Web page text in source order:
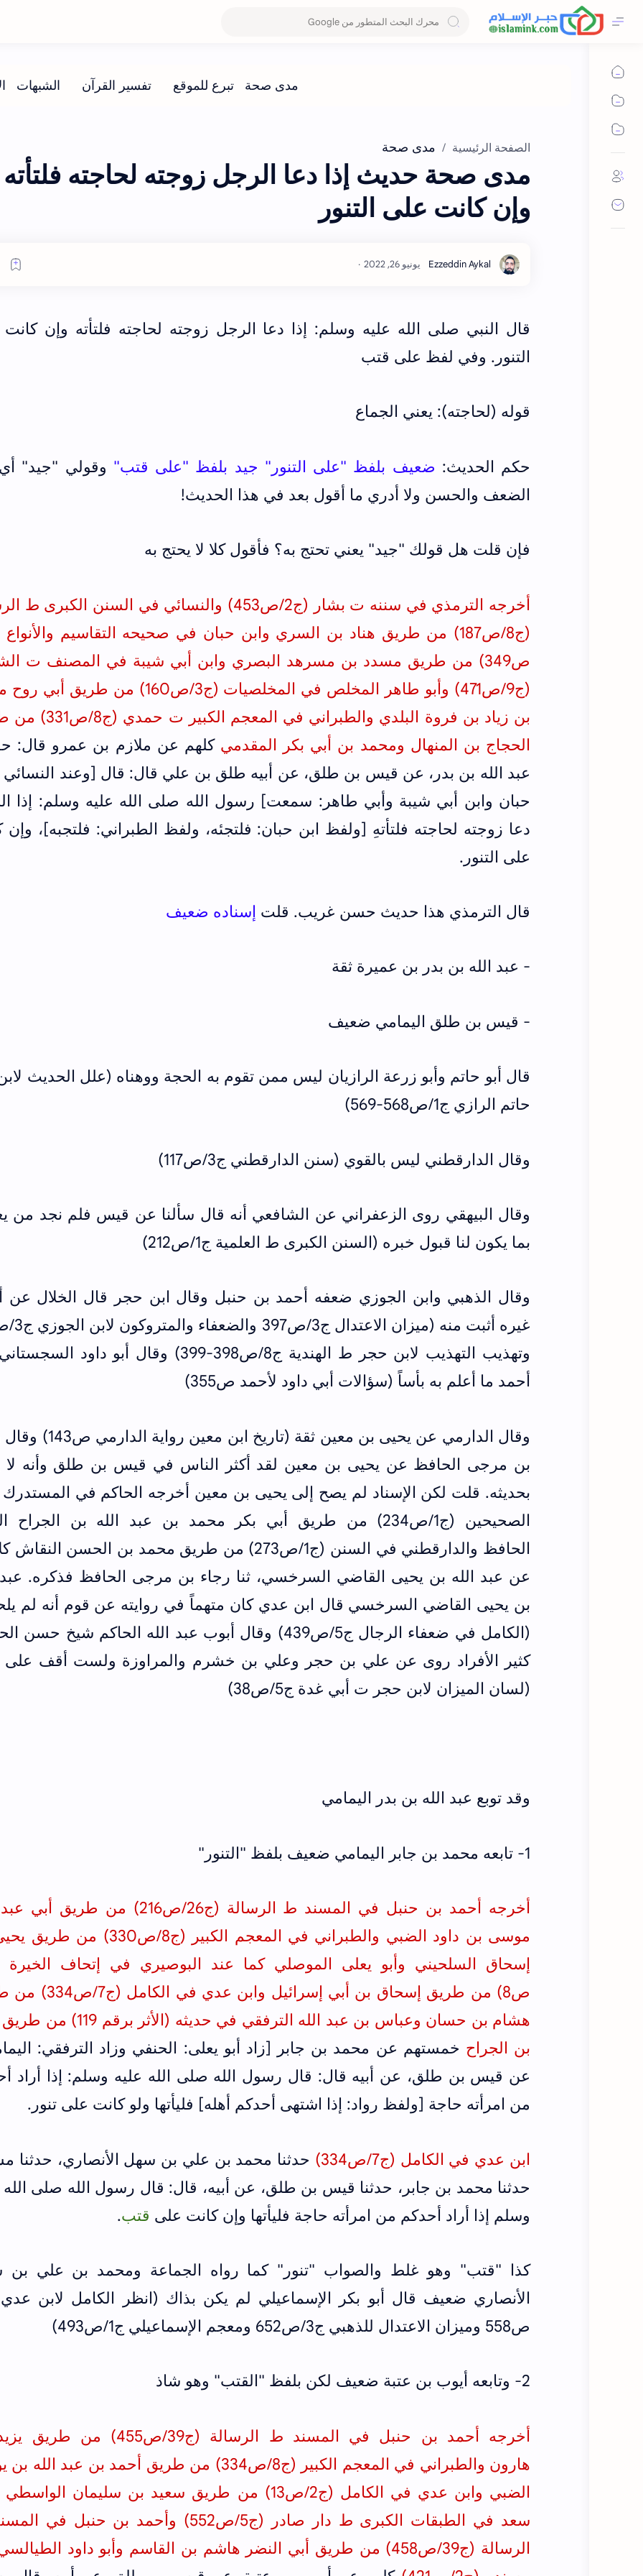
الصفحة الرئيسية مدى صحة
مدى صحة حديث إذا دعا الرجل زوجته لحاجته فلتأته
وإن كانت على التنور
قال النبي صلى الله عليه وسلم: إذا دعا الرجل زوجته لحاجته فلتأته وإن
التنور. وفي لفظ على قتب
قوله (لحاجته): يعني الجماع
حكم الحديث: ضعيف بلفظ "على التنور" جيد بلفظ "على قتب" وقولي "جيد"
الضعف والحسن ولا أدري ما أقول بعد في هذا الحديث!
فإن قلت هل قولك "جيد" يعني تحتج به؟ فأقول كلا لا يحتج به
أخرجه الترمذي في سننه ت بشار (ج2/ص453) و
النسائي في السنن الكبرى ط
(ج8/ص187) من طريق ‌هناد بن السري و
ص349)
من طريق مسدد بن مسرهد البصري وابن أبي شيبة في المصنف ت
(ج9/ص471) و
أبو طاهر المخلص في المخلصيات (ج3/ص160)
من طريق أبي روح
بن زياد بن فروة البلدي والطبراني في المعجم الكبير ت حمدي (ج8/ص331)
من
الحجاج بن المنهال ومحمد بن أبي بكر المقدمي ‌كلهم عن ملازم بن عمرو قال:
‌عبد الله بن بدر، عن ‌قيس بن طلق، عن أبيه ‌طلق بن علي قال: قال [وعند النسائي
حبان وابن أبي شيبة وأبي طاهر: سمعت] رسول الله صلى الله عليه وسلم: إذا
دعا زوجته لحاجته فلتأتهِ [ولفظ ابن حبان: فلتجئه، ولفظ الطبراني: فلتجبه]، وإن
على التنور.
قال الترمذي هذا حديث حسن غريب. قلت إسناده ضعيف
- عبد الله بن بدر بن عميرة ثقة
- قيس بن طلق اليمامي ضعيف
قال أبو حاتم وأبو زرعة الرازيان ليس ممن تقوم به الحجة ووهناه (علل الحديث
حاتم الرازي ج1/ص568-569)
وقال الدارقطني ليس بالقوي (سنن الدارقطني ج3/ص117)
وقال البيهقي روى الزعفراني عن الشافعي أنه قال سألنا عن قيس فلم نجد من
بما يكون لنا قبول خبره (السنن الكبرى ط العلمية ج1/ص212)
وقال الذهبي وابن الجوزي ضعفه أحمد بن حنبل وقال ابن حجر قال الخلال عن
وتهذيب التهذيب لابن حجر ط الهندية ج8/ص398-399) وقال أبو داود
أحمد ما أعلم به بأساً (سؤالات أبي داود لأحمد ص355)
وقال الدارمي عن يحيى بن معين ثقة (تاريخ ابن
بن مرجى الحافظ عن يحيى بن معين لقد أكثر الناس في قيس بن طلق وأنه لا
بحديثه. قلت لكن الإسناد لم يصح إلى يحيى بن معين أخرجه الحاكم في
الصحيحين (ج1/ص234) من طريق
أبي بكر محمد بن عبد الله بن الجراح
الحافظ والدارقطني في السنن (ج1/ص 273) من طريق محمد بن الحسن النقاش
عن عبد الله بن يحيى القاضي السرخسي، ثنا رجاء بن مرجى الحافظ فذكره. عبد
بن يحيى القاضي السرخسي قال ابن عدي كان متهماً في روايته عن قوم أنه لم
(الكامل في ضعفاء الرجال ج5/ص439) وقال أبوب عبد الله الحاكم شيخ
كثير الأفراد روى عن علي بن حجر وعلي بن خشرم والمراوزة ولست أقف على
(لسان الميزان لابن حجر ت أبي غدة ج5/ص38)
وقد توبع عبد الله بن بدر اليمامي
1- تابعه محمد بن جابر اليمامي ضعيف بلفظ "التنور"
أخرجه أحمد بن حنبل في المسند ط الرسالة (ج26/ص216)
من طريق أبي عبد
موسى بن داود الضبي والطبراني في المعجم الكبير (ج8/ص330)
من طريق
ص8) من طريق إسحاق بن أبي إسرائيل و
ابن عدي في الكامل (ج7/ص334)
من
هشام بن حسان وعباس بن عبد الله الترفقي في حديثه (الأثر برقم 119)
من طريق
بن الجراح خمستهم عن محمد بن جابر [زاد أبو يعلى: الحنفي وزاد الترفقي:
عن قيس بن طلق، عن أبيه قال: قال رسول الله صلى الله عليه وسلم: إذا أراد
من امرأته حاجة [ولفظ رواد: إذا اشتهى أحدكم أهله] فليأتها ولو كانت على تنور.
ابن عدي في الكامل (ج7/ص334)
حدثنا محمد بن علي بن سهل الأنصاري، حدثنا
حدثنا محمد بن جابر، حدثنا قيس بن طلق، عن أبيه، قال: قال رسول الله صلى الله
وسلم إذا أراد أحدكم من امرأته حاجة فليأتها وإن كانت على قتب.
كذا "قتب" وهو غلط والصواب "تنور" كما رواه الجماعة ومحمد بن علي
ص558 وميزان الاعتدال للذهبي ج3/ص652 ومعجم الإسماعيلي ج1/ص493)
2- وتابعه أيوب بن عتبة ضعيف لكن بلفظ "القتب" وهو شاذ
أخرجه أحمد بن حنبل في المسند ط الرسالة (ج39/ص455)
من طريق
هارون والطبراني في المعجم الكبير (ج8/ص334)
من طريق أحمد بن عبد الله بن
الضبي وابن عدي في الكامل (ج2/ص13) من طريق سعيد بن سليمان الواسطي
سعد في الطبقات الكبرى ط دار صادر (ج5/ص552) و
أحمد بن حنبل في
الرسالة (ج39/ص458)
من طريق أبي النضر هاشم بن القاسم وأبو داود